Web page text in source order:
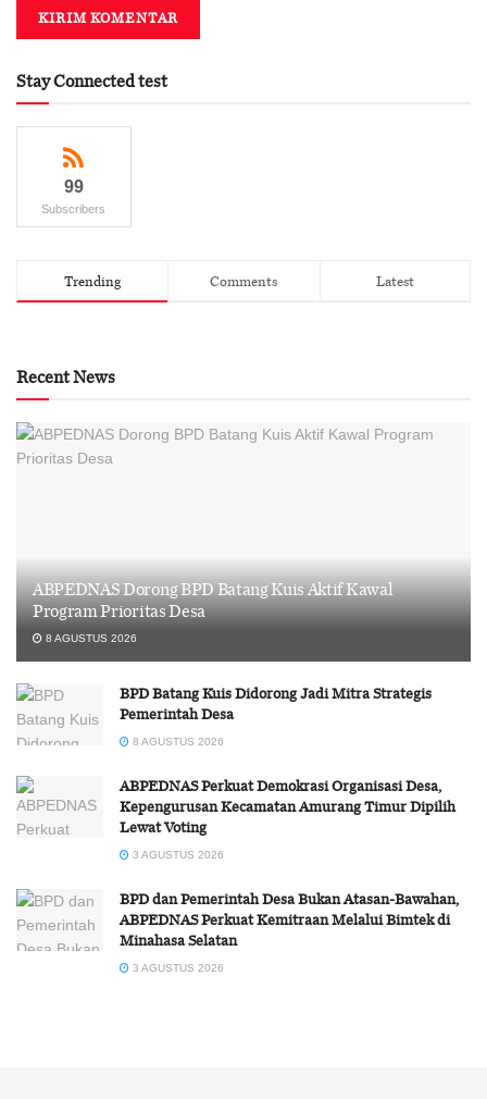
Stay Connected test
99
Subscribers
Trending Comments Latest
Recent News
ABPEDNAS Dorong BPD Batang Kuis Aktif Kawal
Program Prioritas Desa
8 AGUSTUS 2026
BPD Batang Kuis Didorong Jadi Mitra Strategis
Pemerintah Desa
8 AGUSTUS 2026
ABPEDNAS Perkuat Demokrasi Organisasi Desa,
Kepengurusan Kecamatan Amurang Timur Dipilih
Lewat Voting
3 AGUSTUS 2026
BPD dan Pemerintah Desa Bukan Atasan-Bawahan,
ABPEDNAS Perkuat Kemitraan Melalui Bimtek di
Minahasa Selatan
3 AGUSTUS 2026